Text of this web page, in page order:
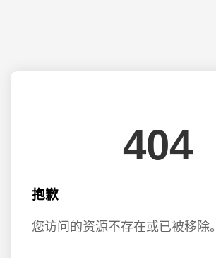
404
抱歉
您访问的资源不存在或已被移除。